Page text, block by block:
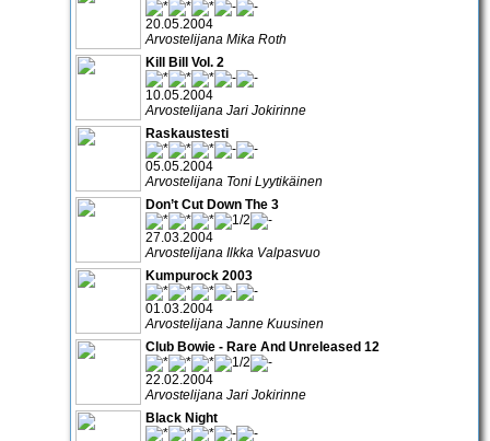
20.05.2004
Arvostelijana Mika Roth
Kill Bill Vol. 2
10.05.2004
Arvostelijana Jari Jokirinne
Raskaustesti
05.05.2004
Arvostelijana Toni Lyytikäinen
Don’t Cut Down The 3
27.03.2004
Arvostelijana Ilkka Valpasvuo
Kumpurock 2003
01.03.2004
Arvostelijana Janne Kuusinen
Club Bowie - Rare And Unreleased 12
22.02.2004
Arvostelijana Jari Jokirinne
Black Night